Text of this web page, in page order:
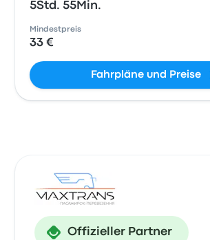
5Std. 55Min.
Mindestpreis
33 €
Fahrpläne und Preise
Offizieller Partner